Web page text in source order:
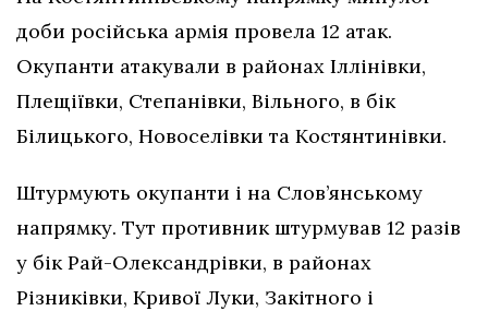
доби російська армія провела 12 атак.
Окупанти атакували в районах Іллінівки,
Плещіївки, Степанівки, Вільного, в бік
Білицького, Новоселівки та Костянтинівки.
Штурмують окупанти і на Слов’янському
напрямку. Тут противник штурмував 12 разів
у бік Рай-Олександрівки, в районах
Різниківки, Кривої Луки, Закітного і